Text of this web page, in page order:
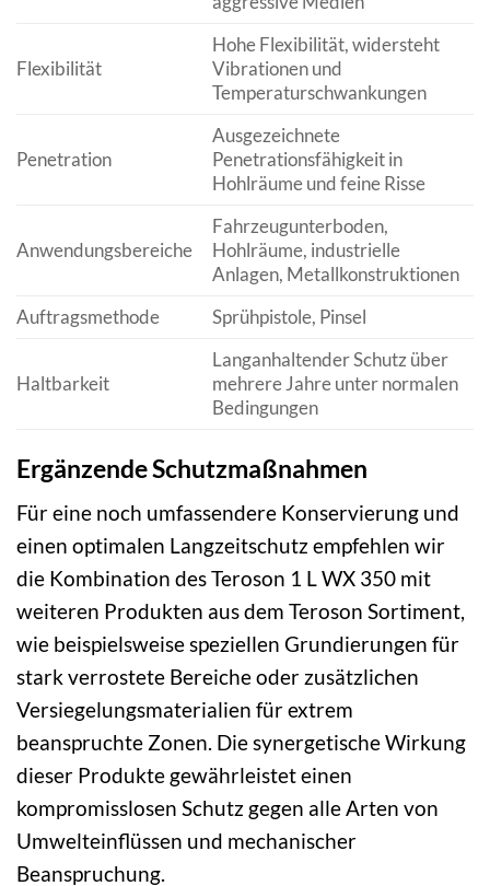
Flexibilität
Hohe Flexibilität, widersteht
Vibrationen und
Temperaturschwankungen
Penetration
Ausgezeichnete
Penetrationsfähigkeit in
Hohlräume und feine Risse
Anwendungsbereiche
Fahrzeugunterboden,
Hohlräume, industrielle
Anlagen, Metallkonstruktionen
Auftragsmethode
Sprühpistole, Pinsel
Haltbarkeit
Langanhaltender Schutz über
mehrere Jahre unter normalen
Bedingungen
Ergänzende Schutzmaßnahmen
Für eine noch umfassendere Konservierung und
einen optimalen Langzeitschutz empfehlen wir
die Kombination des Teroson 1 L WX 350 mit
weiteren Produkten aus dem Teroson Sortiment,
wie beispielsweise speziellen Grundierungen für
stark verrostete Bereiche oder zusätzlichen
Versiegelungsmaterialien für extrem
beanspruchte Zonen. Die synergetische Wirkung
dieser Produkte gewährleistet einen
kompromisslosen Schutz gegen alle Arten von
Umwelteinflüssen und mechanischer
Beanspruchung.